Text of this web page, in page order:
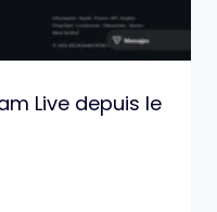
Live depuis le